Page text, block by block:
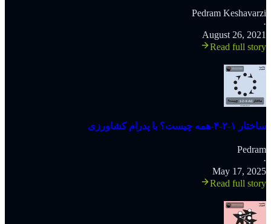
Pedram Keshavarzi
·
August 26, 2021
Read full story
ساختار ۱-۲-۴-همه چیست؟ با پدرام کشاورزی
Pedram
·
May 17, 2025
Read full story